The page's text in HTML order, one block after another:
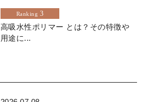
Ranking 3
高吸水性ポリマー とは？その特徴や
用途に...